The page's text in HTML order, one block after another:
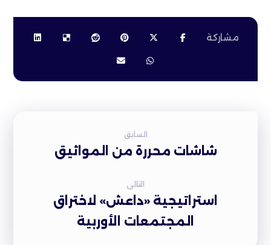
السابق
شاشات محررة من المواثيق
التالى
استراتيجية «داعش» لاختراق
المجتمعات الأوربية